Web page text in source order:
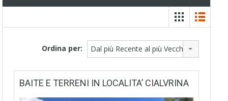
Ordina per: Dal più Recente al più Vecchio
BAITE E TERRENI IN LOCALITA’ CIALVRINA